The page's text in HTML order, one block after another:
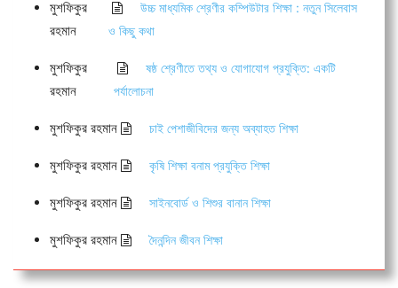
মুশফিকুর
রহমান
উচ্চ মাধ্যমিক শ্রেণীর কম্পিউটার শিক্ষা : নতুন সিলেবাস
ও কিছু কথা
মুশফিকুর
রহমান
ষষ্ঠ শ্রেণীতে তথ্য ও যোগাযোগ প্রযুক্তি: একটি
পর্যালোচনা
মুশফিকুর রহমান চাই পেশাজীবিদের জন্য অব্যাহত শিক্ষা
মুশফিকুর রহমান কৃষি শিক্ষা বনাম প্রযুক্তি শিক্ষা
মুশফিকুর রহমান সাইনবোর্ড ও শিশুর বানান শিক্ষা
মুশফিকুর রহমান দৈনন্দিন জীবন শিক্ষা